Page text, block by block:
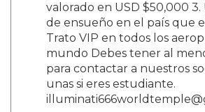
valorado en USD $50,000 3.
de ensueño en el país que
Trato VIP en todos los
mundo Debes tener al
para contactar a nuestros
unas si eres estudiante.